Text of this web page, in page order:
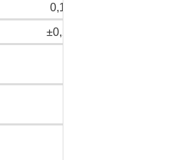
0,1
±0,2